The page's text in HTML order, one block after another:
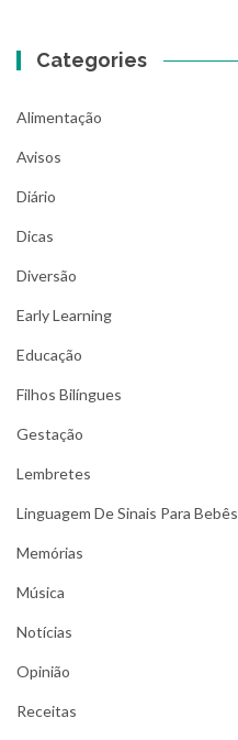
Categories
Alimentação
Avisos
Diário
Dicas
Diversão
Early Learning
Educação
Filhos Bilíngues
Gestação
Lembretes
Linguagem De Sinais Para Bebês
Memórias
Música
Notícias
Opinião
Receitas